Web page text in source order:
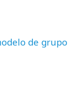
de grupo